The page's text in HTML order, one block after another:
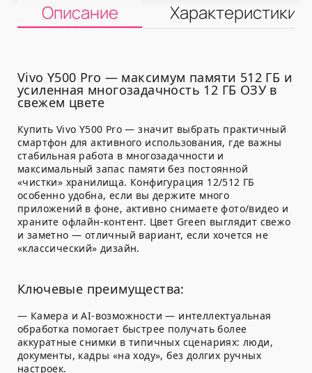
Описание Характеристики
Vivo Y500 Pro — максимум памяти 512 ГБ и
усиленная многозадачность 12 ГБ ОЗУ в
свежем цвете
Купить Vivo Y500 Pro — значит выбрать практичный
смартфон для активного использования, где важны
стабильная работа в многозадачности и
максимальный запас памяти без постоянной
«чистки» хранилища. Конфигурация 12/512 ГБ
особенно удобна, если вы держите много
приложений в фоне, активно снимаете фото/видео и
храните офлайн-контент. Цвет Green выглядит свежо
и заметно — отличный вариант, если хочется не
«классический» дизайн.
Ключевые преимущества:
— Камера и AI-возможности — интеллектуальная
обработка помогает быстрее получать более
аккуратные снимки в типичных сценариях: люди,
документы, кадры «на ходу», без долгих ручных
настроек.